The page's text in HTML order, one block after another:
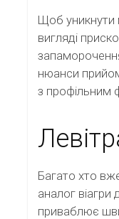
Щоб уникнути
вигляді
нюанси
з профільним
Багато хто
аналог віагри
приваблює